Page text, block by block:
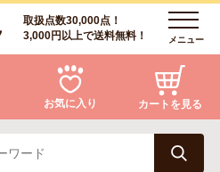
取扱点数30,000点！
3,000円以上で送料無料！
メニュー
お気に入り カートを見る